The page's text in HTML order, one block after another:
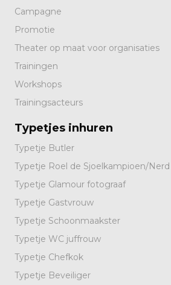
Campagne
Promotie
Theater op maat voor organisaties
Trainingen
Workshops
Trainingsacteurs
Typetjes inhuren
Typetje Butler
Typetje Roel de Sjoelkampioen/Nerd
Typetje Glamour fotograaf
Typetje Gastvrouw
Typetje Schoonmaakster
Typetje WC juffrouw
Typetje Chefkok
Typetje Beveiliger